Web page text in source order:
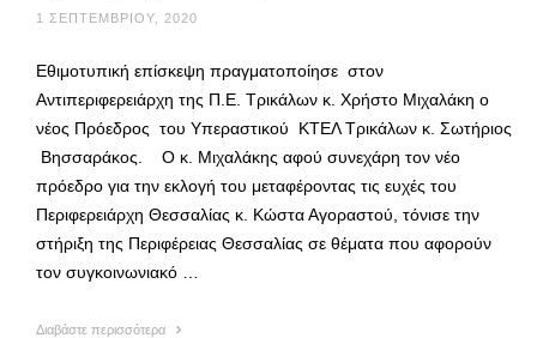
1 ΣΕΠΤΕΜΒΡΊΟΥ, 2020
Εθιμοτυπική επίσκεψη πραγματοποίησε στον
Αντιπεριφερειάρχη της Π.Ε. Τρικάλων κ. Χρήστο Μιχαλάκη ο
νέος Πρόεδρος του Υπεραστικού ΚΤΕΛ Τρικάλων κ. Σωτήριος
Βησσαράκος. Ο κ. Μιχαλάκης αφού συνεχάρη τον νέο
πρόεδρο για την εκλογή του μεταφέροντας τις ευχές του
Περιφερειάρχη Θεσσαλίας κ. Κώστα Αγοραστού, τόνισε την
στήριξη της Περιφέρειας Θεσσαλίας σε θέματα που αφορούν
τον συγκοινωνιακό …
Διαβάστε περισσότερα